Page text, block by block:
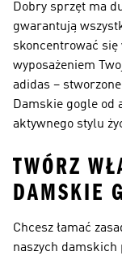
Dobry sprzęt ma
gwarantują
skoncentrować się
wyposażeniem
adidas –
Damskie gogle od
aktywnego stylu
TWÓRZ
DAMSKIE
Chcesz łamać
naszych damskich